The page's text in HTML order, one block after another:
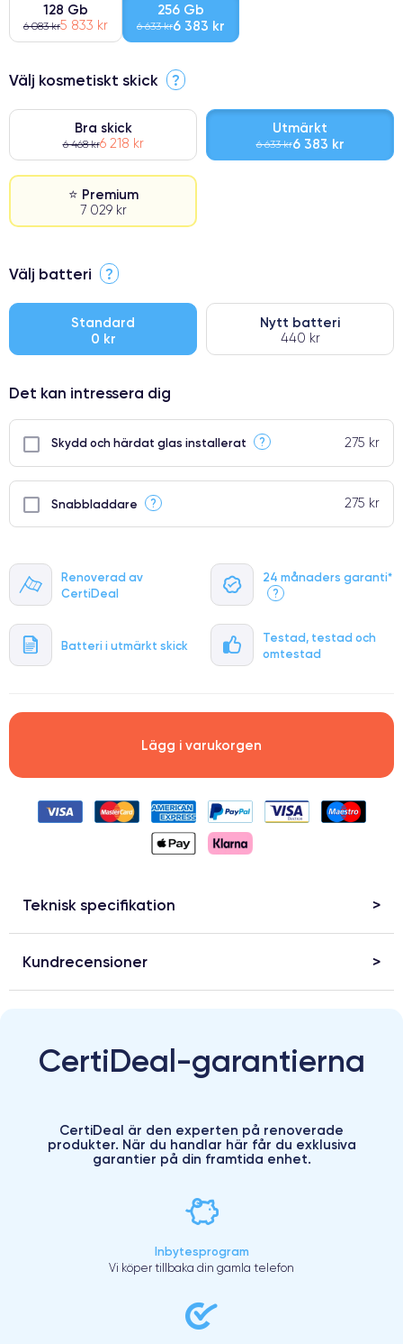
Renoverad av
CertiDeal
24 månaders garanti*
?
Batteri i utmärkt skick
Testad, testad och
omtestad
128 Gb
6 083 kr5 833 kr
256 Gb
6 633 kr6 383 kr
Välj kosmetiskt skick ?
Bra skick
6 468 kr6 218 kr
Utmärkt
6 633 kr6 383 kr
⭐ Premium
7 029 kr
⭐ Premium
● Oklanderlig kvalitetsskärm
● Endast 5% av våra telefoner har premiumklassning
Välj batteri ?
Standard
0 kr
Nytt batteri
440 kr
Det kan intressera dig
Skydd och härdat glas installerat ? 275 kr
Snabbladdare ? 275 kr
Lägg i varukorgen
Teknisk specifikation
Kundrecensioner
CertiDeal-garantierna
CertiDeal är den experten på renoverade
produkter. När du handlar här får du exklusiva
garantier på din framtida enhet.
Inbytesprogram
Vi köper tillbaka din gamla telefon